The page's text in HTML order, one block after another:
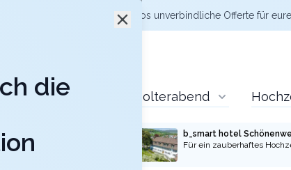
Jetzt kostenlos unverbindliche Offertefür
Polterabend
mitten in den
b_smart hotel
Für ein zauberhaftes
die